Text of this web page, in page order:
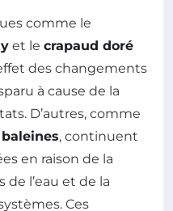
comme le
et le crapaud doré
des changements
à cause de la
D’autres, comme
baleines, continuent
en raison de la
l’eau et de la
Ces